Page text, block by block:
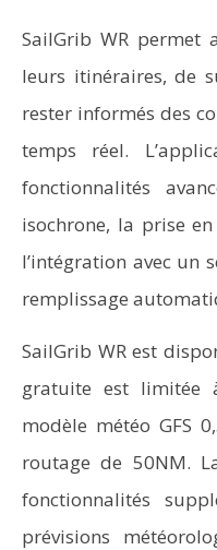
SailGrib WR permet
leurs itinéraires, de
rester informés des
temps réel.
fonctionnalités
isochrone, la prise
l’intégration avec un
remplissage
SailGrib WR est
gratuite est limitée
modèle météo GFS
routage de 50NM.
fonctionnalités
prévisions